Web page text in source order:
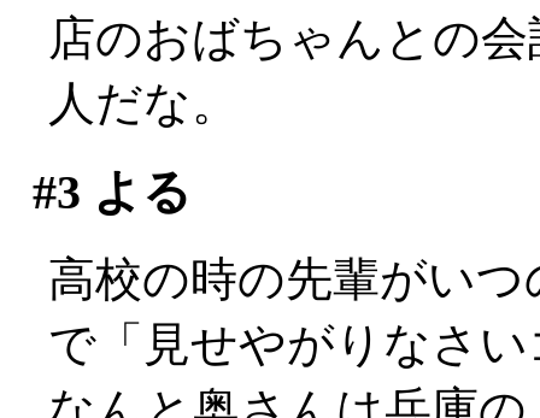
店のおばちゃんとの
人だな。
#3 よる
高校の時の先輩がい
で「見せやがりなさ